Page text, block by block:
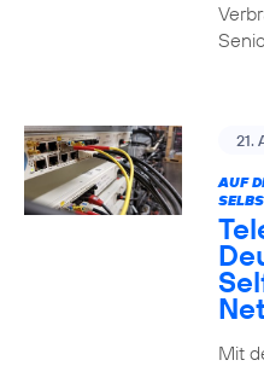
21.
AUF
Mit